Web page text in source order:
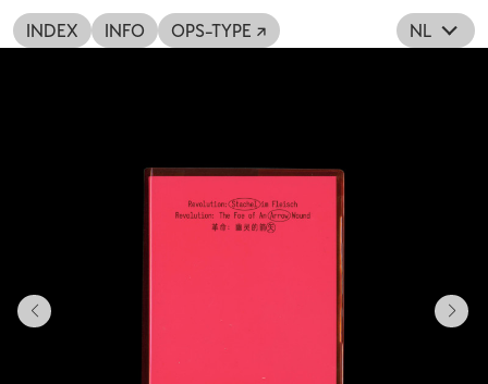
INDEX INFO OPS-TYPE ↗ NL